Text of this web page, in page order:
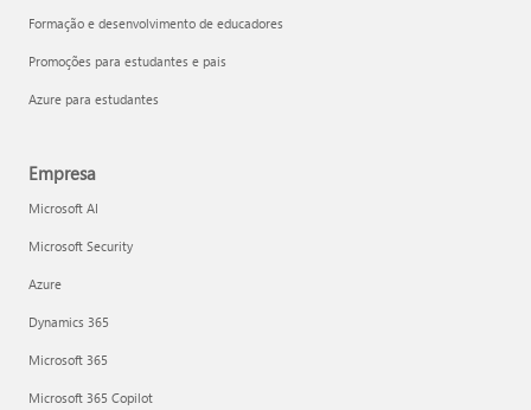
Formação e desenvolvimento de educadores
Promoções para estudantes e pais
Azure para estudantes
Empresa
Microsoft AI
Microsoft Security
Azure
Dynamics 365
Microsoft 365
Microsoft 365 Copilot